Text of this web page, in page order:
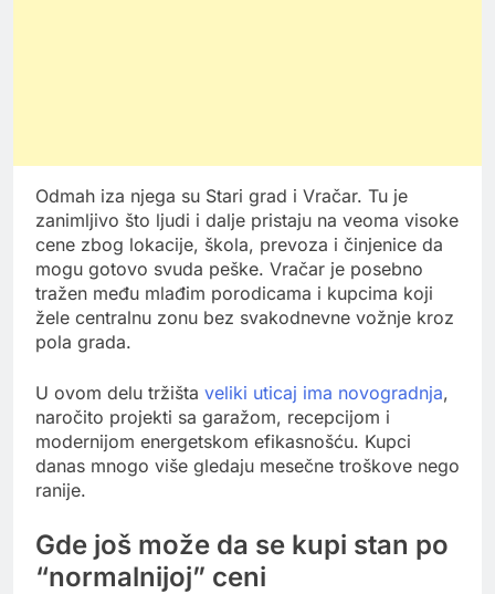
Odmah iza njega su Stari grad i Vračar. Tu je
zanimljivo što ljudi i dalje pristaju na veoma visoke
cene zbog lokacije, škola, prevoza i činjenice da
mogu gotovo svuda peške. Vračar je posebno
tražen među mlađim porodicama i kupcima koji
žele centralnu zonu bez svakodnevne vožnje kroz
pola grada.
U ovom delu tržišta veliki uticaj ima novogradnja,
naročito projekti sa garažom, recepcijom i
modernijom energetskom efikasnošću. Kupci
danas mnogo više gledaju mesečne troškove nego
ranije.
Gde još može da se kupi stan po
“normalnijoj” ceni